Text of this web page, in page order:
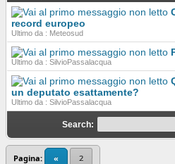
record europeo
Ultimo da : Meteosud
Ultimo da : SilvioPassalacqua
un deputato esattamente?
Ultimo da : SilvioPassalacqua
Search:
Pagina: « 2